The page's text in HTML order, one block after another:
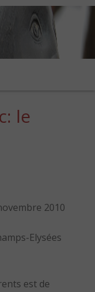
le
2010
Elysées
est de